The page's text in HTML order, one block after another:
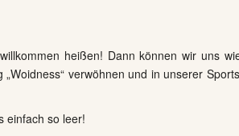
heißen! Dann können wir uns
verwöhnen und in unserer
einfach so leer!